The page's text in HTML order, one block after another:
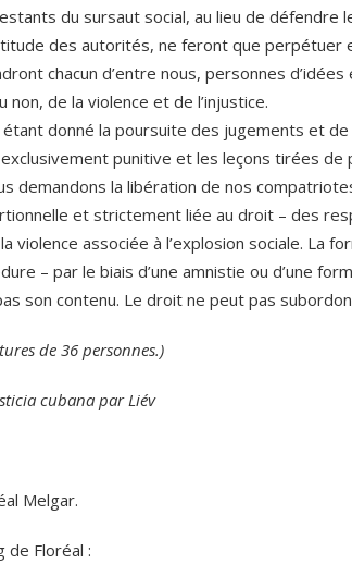
du sursaut social, au lieu de défendre
des autorités, ne feront que perpétuer
chacun d’entre nous, personnes
non, de la violence et de l’injustice.
donné la poursuite des jugements et
punitive et les leçons tirées de
demandons la libération de nos
et strictement liée au droit – des
violence associée à l’explosion sociale. La
– par le biais d’une amnistie ou d’une
son contenu. Le droit ne peut pas
de 36 personnes.)
cubana par Liév
Melgar.
de Floréal :